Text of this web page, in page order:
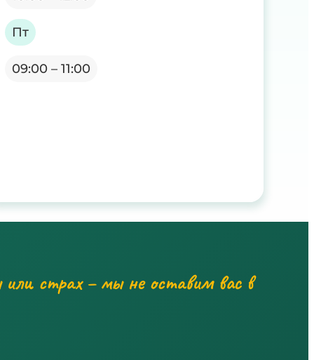
Пт
09:00 – 11:00
или страх – мы не оставим вас в